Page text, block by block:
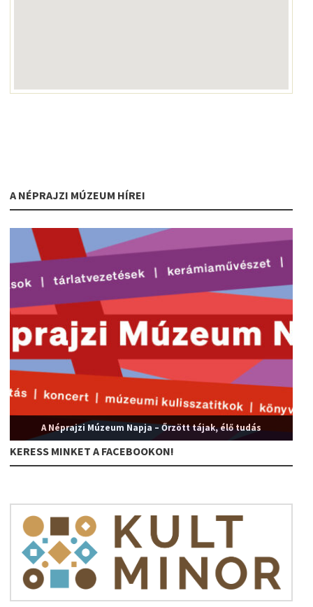
A NÉPRAJZI MÚZEUM HÍREI
A Néprajzi Múzeum Napja – Őrzött tájak, élő tudás
KERESS MINKET A FACEBOOKON!